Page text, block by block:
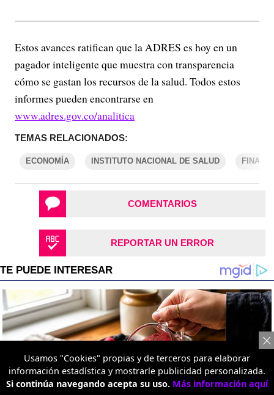
Estos avances ratifican que la ADRES es hoy en un
pagador inteligente que muestra con transparencia
cómo se gastan los recursos de la salud. Todos estos
informes pueden encontrarse en
www.adres.gov.co/analitica
TEMAS RELACIONADOS:
ECONOMÍA INSTITUTO NACIONAL DE SALUD
COMENTARIOS
REPORTAR UN ERROR
Usamos "Cookies" propias y de terceros para elaborar
información estadística y mostrarle publicidad personalizada.
Si continúa navegando acepta su uso. Más información aquí